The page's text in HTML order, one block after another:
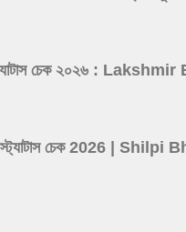
স্ট্যাটাস চেক ২০২৬ :
ফর্ম, স্ট্যাটাস চেক 2026